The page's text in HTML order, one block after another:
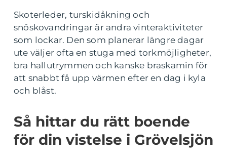
Skoterleder, turskidåkning och
snöskovandringar är andra vinteraktiviteter
som lockar. Den som planerar längre dagar
ute väljer ofta en stuga med torkmöjligheter,
bra hallutrymmen och kanske braskamin för
att snabbt få upp värmen efter en dag i kyla
och blåst.
Så hittar du rätt boende
för din vistelse i Grövelsjön